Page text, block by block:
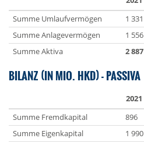
Summe Umlaufvermögen
1 331
Summe Anlagevermögen
1 556
Summe Aktiva
2 887
BILANZ (IN MIO. HKD) - PASSIVA
2021
Summe Fremdkapital
896
Summe Eigenkapital
1 990